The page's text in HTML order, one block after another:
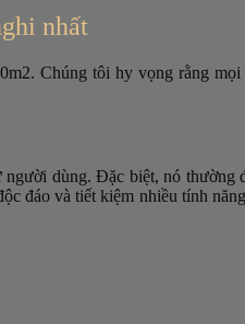
nhất
Chúng tôi hy vọng rằng
dùng. Đặc biệt, nó
đáo và tiết kiệm nhiều tính